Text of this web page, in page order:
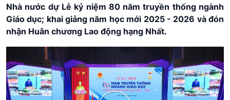
Nhà nước dự Lễ kỷ niệm 80 năm truyền thống ngành
Giáo dục; khai giảng năm học mới 2025 - 2026 và đón
nhận Huân chương Lao động hạng Nhất.